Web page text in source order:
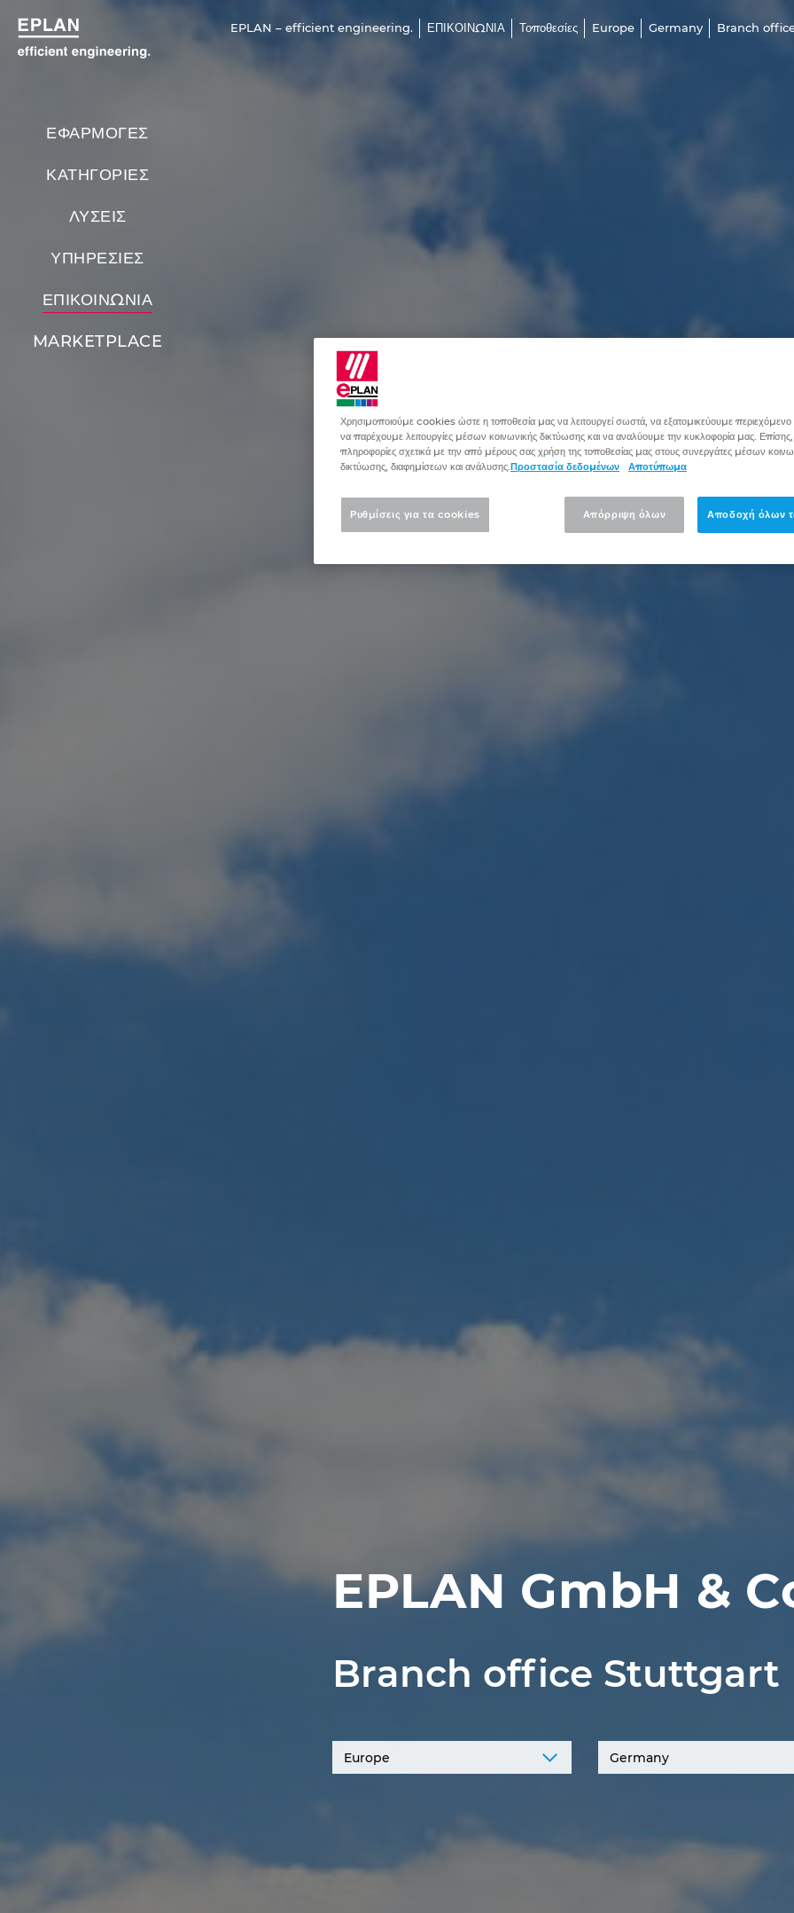
EPLAN – efficient engineering. ΕΠΙΚΟΙΝΩΝΙΑ Τοποθεσίες Europe Germany Branch
ΕΦΑΡΜΟΓΕΣ
ΚΑΤΗΓΟΡΙΕΣ
ΛΥΣΕΙΣ
ΥΠΗΡΕΣΙΕΣ
ΕΠΙΚΟΙΝΩΝΙΑ
MARKETPLACE
EPLAN GmbH &
Branch office Stuttgart
Χρησιμοποιούμε cookies ώστε η τοποθεσία μας να λειτουργεί σωστά, να εξατομικεύουμε περιεχόμενο
να παρέχουμε λειτουργίες μέσων κοινωνικής δικτύωσης και να αναλύουμε την κυκλοφορία μας.
πληροφορίες σχετικά με την από μέρους σας χρήση της τοποθεσίας μας στους συνεργάτες μέσων
δικτύωσης, διαφημίσεων και ανάλυσης.Προστασία δεδομένων Αποτύπωμα
Απόρριψη όλων Αποδοχή όλων
Ρυθμίσεις για τα cookies